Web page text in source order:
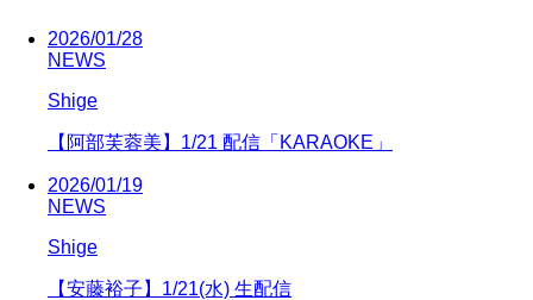
2026/01/28
NEWS
Shige
【阿部芙蓉美】1/21 配信「KARAOKE」
2026/01/19
NEWS
Shige
【安藤裕子】1/21(水) 生配信